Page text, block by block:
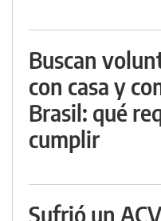
Buscan
con casa y
Brasil: qué
cumplir
Sufrió un